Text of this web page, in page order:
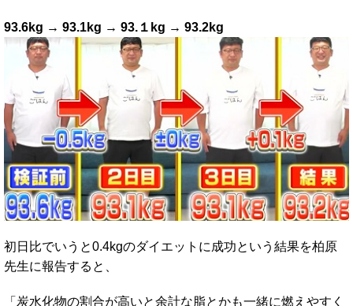
93.6kg → 93.1kg → 93.１kg → 93.2kg
初日比でいうと0.4kgのダイエットに成功という結果を柏原
先生に報告すると、
「炭水化物の割合が高いと余計な脂とかも一緒に燃えやすく